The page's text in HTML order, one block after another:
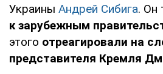
Украины Андрей Сибига. Он
к зарубежным
этого отреагировали на
представителя Кремля